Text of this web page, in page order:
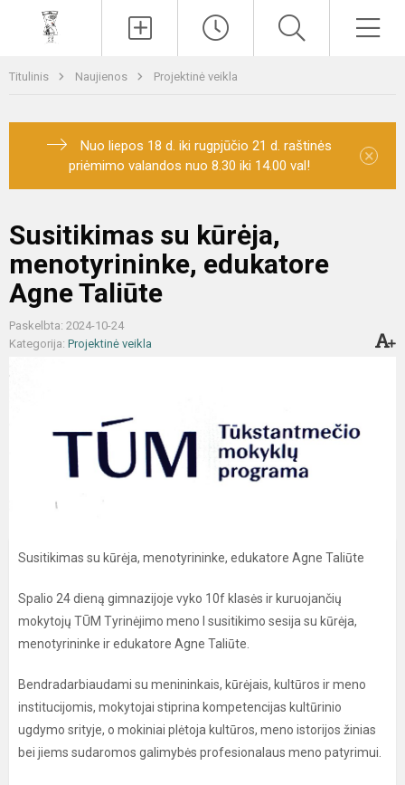
Titulinis Naujienos Projektinė veikla
Nuo liepos 18 d. iki rugpjūčio 21 d. raštinės
priėmimo valandos nuo 8.30 iki 14.00 val!
×
Susitikimas su kūrėja,
menotyrininke, edukatore
Agne Taliūte
Paskelbta: 2024-10-24
Kategorija: Projektinė veikla
Susitikimas su kūrėja, menotyrininke, edukatore Agne Taliūte
Spalio 24 dieną gimnazijoje vyko 10f klasės ir kuruojančių
mokytojų TŪM Tyrinėjimo meno I susitikimo sesija su kūrėja,
menotyrininke ir edukatore Agne Taliūte.
Bendradarbiaudami su menininkais, kūrėjais, kultūros ir meno
institucijomis, mokytojai stiprina kompetencijas kultūrinio
ugdymo srityje, o mokiniai plėtoja kultūros, meno istorijos žinias
bei jiems sudaromos galimybės profesionalaus meno patyrimui.